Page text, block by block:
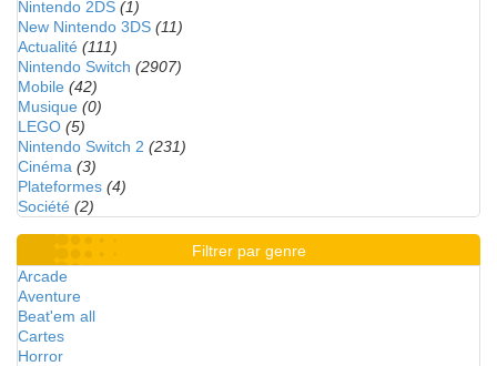
Nintendo 2DS (1)
New Nintendo 3DS (11)
Actualité (111)
Nintendo Switch (2907)
Mobile (42)
Musique (0)
LEGO (5)
Nintendo Switch 2 (231)
Cinéma (3)
Plateformes (4)
Société (2)
Filtrer par genre
Arcade
Aventure
Beat'em all
Cartes
Horror